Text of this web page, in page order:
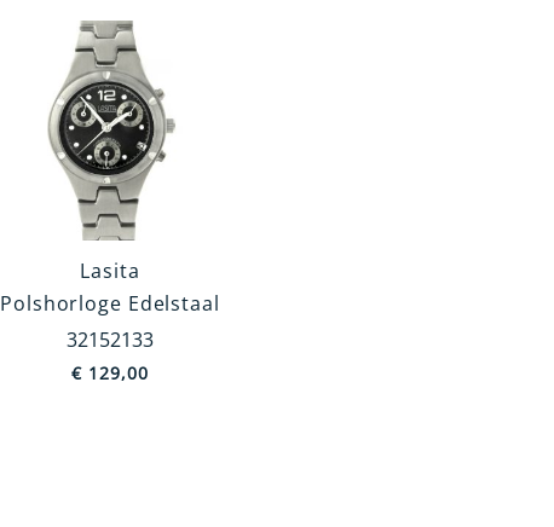
Lasita
Polshorloge Edelstaal
32152133
€ 129,00